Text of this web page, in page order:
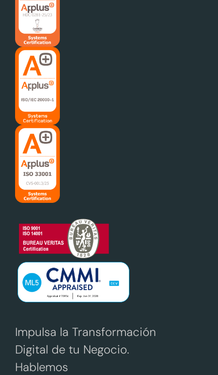
Impulsa la Transformación
Digital de tu Negocio.
Hablemos